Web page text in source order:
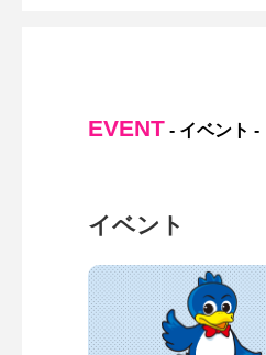
EVENT - イベント -
イベント